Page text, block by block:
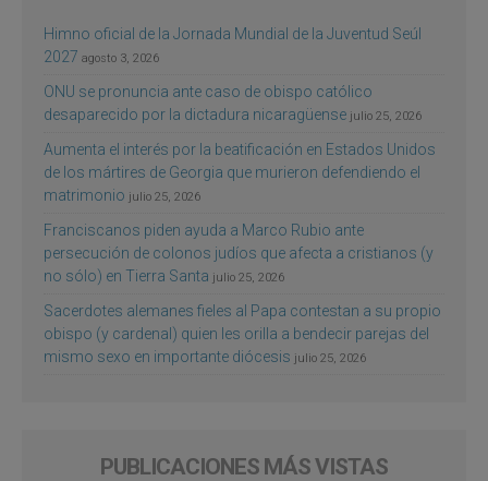
Himno oficial de la Jornada Mundial de la Juventud Seúl
2027 agosto 3, 2026
ONU se pronuncia ante caso de obispo católico
desaparecido por la dictadura nicaragüense julio 25, 2026
Aumenta el interés por la beatificación en Estados Unidos
de los mártires de Georgia que murieron defendiendo el
matrimonio julio 25, 2026
Franciscanos piden ayuda a Marco Rubio ante
persecución de colonos judíos que afecta a cristianos (y
no sólo) en Tierra Santa julio 25, 2026
Sacerdotes alemanes fieles al Papa contestan a su propio
obispo (y cardenal) quien les orilla a bendecir parejas del
mismo sexo en importante diócesis julio 25, 2026
PUBLICACIONES MÁS VISTAS